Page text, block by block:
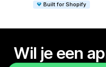
Built for Shopify
Wil je een